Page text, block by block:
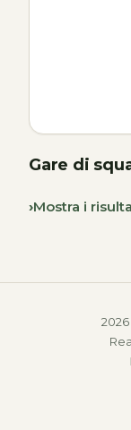
Gare di
Mostra i